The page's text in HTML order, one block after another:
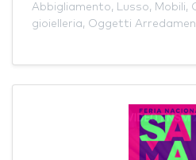
Abbigliamento, Lusso, Mobili,
gioielleria, Oggetti